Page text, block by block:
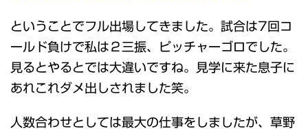
ということでフル出場してきました。試合は7回コ
ールド負けで私は２三振、ピッチャーゴロでした。
見るとやるとでは大違いですね。見学に来た息子に
あれこれダメ出しされました笑。
人数合わせとしては最大の仕事をしましたが、草野